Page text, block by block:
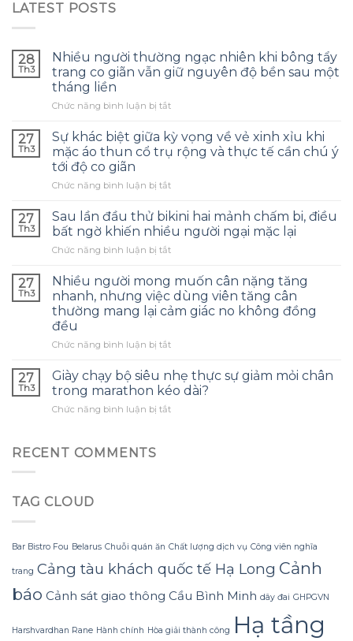
LATEST POSTS
28
Th3
Nhiều người thường ngạc nhiên khi bông tẩy
trang co giãn vẫn giữ nguyên độ bền sau một
tháng liền
Chức năng bình luận bị tắtở
người
thường
ngạc
khi
tẩy
co
giãn
giữ
nguyên
độ
bền
một
liền
27
Th3
Sự khác biệt giữa kỳ vọng về vẻ xinh xỉu khi
mặc áo thun cổ trụ rộng và thực tế cần chú ý
tới độ co giãn
Chức năng bình luận bị tắtở
khác
biệt
giữa
kỳ
về
vẻ
xinh
xỉu
mặc
thun
cổ
trụ
rộng
giãn
27
Th3
Sau lần đầu thử bikini hai mảnh chấm bi, điều
bất ngờ khiến nhiều người ngại mặc lại
Chức năng bình luận bị tắtở
đầu
thử
bikini
mảnh
bi,
điều
bất
ngờ
27
Th3
Nhiều người mong muốn cân nặng tăng
nhanh, nhưng việc dùng viên tăng cân
thường mang lại cảm giác no không đồng
đều
Chức năng bình luận bị tắtở
người
mong
muốn
cân
thường
lại
giác
không
27
Th3
Giày chạy bộ siêu nhẹ thực sự giảm mỏi chân
trong marathon kéo dài?
Chức năng bình luận bị tắtở
chân
marathon
dài?
RECENT COMMENTS
TAG CLOUD
Bar Bistro Fou Belarus Chuỗi quán ăn Chất lượng dịch vụ Công viên nghĩa
trang Cảng tàu khách quốc tế Hạ Long Cảnh
báo Cảnh sát giao thông Cầu Bình Minh dây đai GHPGVN
Harshvardhan Rane Hành chính Hòa giải thành công Hạ tầng